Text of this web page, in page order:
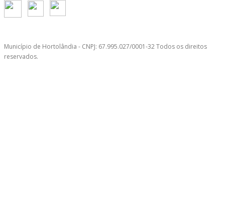
Município de Hortolândia - CNPJ: 67.995.027/0001-32 Todos os direitos
reservados.